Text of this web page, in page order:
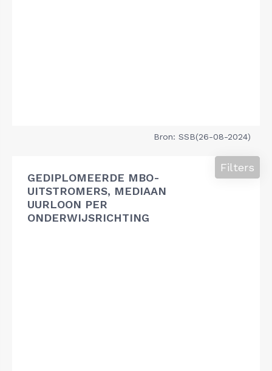
Bron: SSB(26-08-2024)
GEDIPLOMEERDE MBO-
UITSTROMERS, MEDIAAN
UURLOON PER
ONDERWIJSRICHTING
Filters